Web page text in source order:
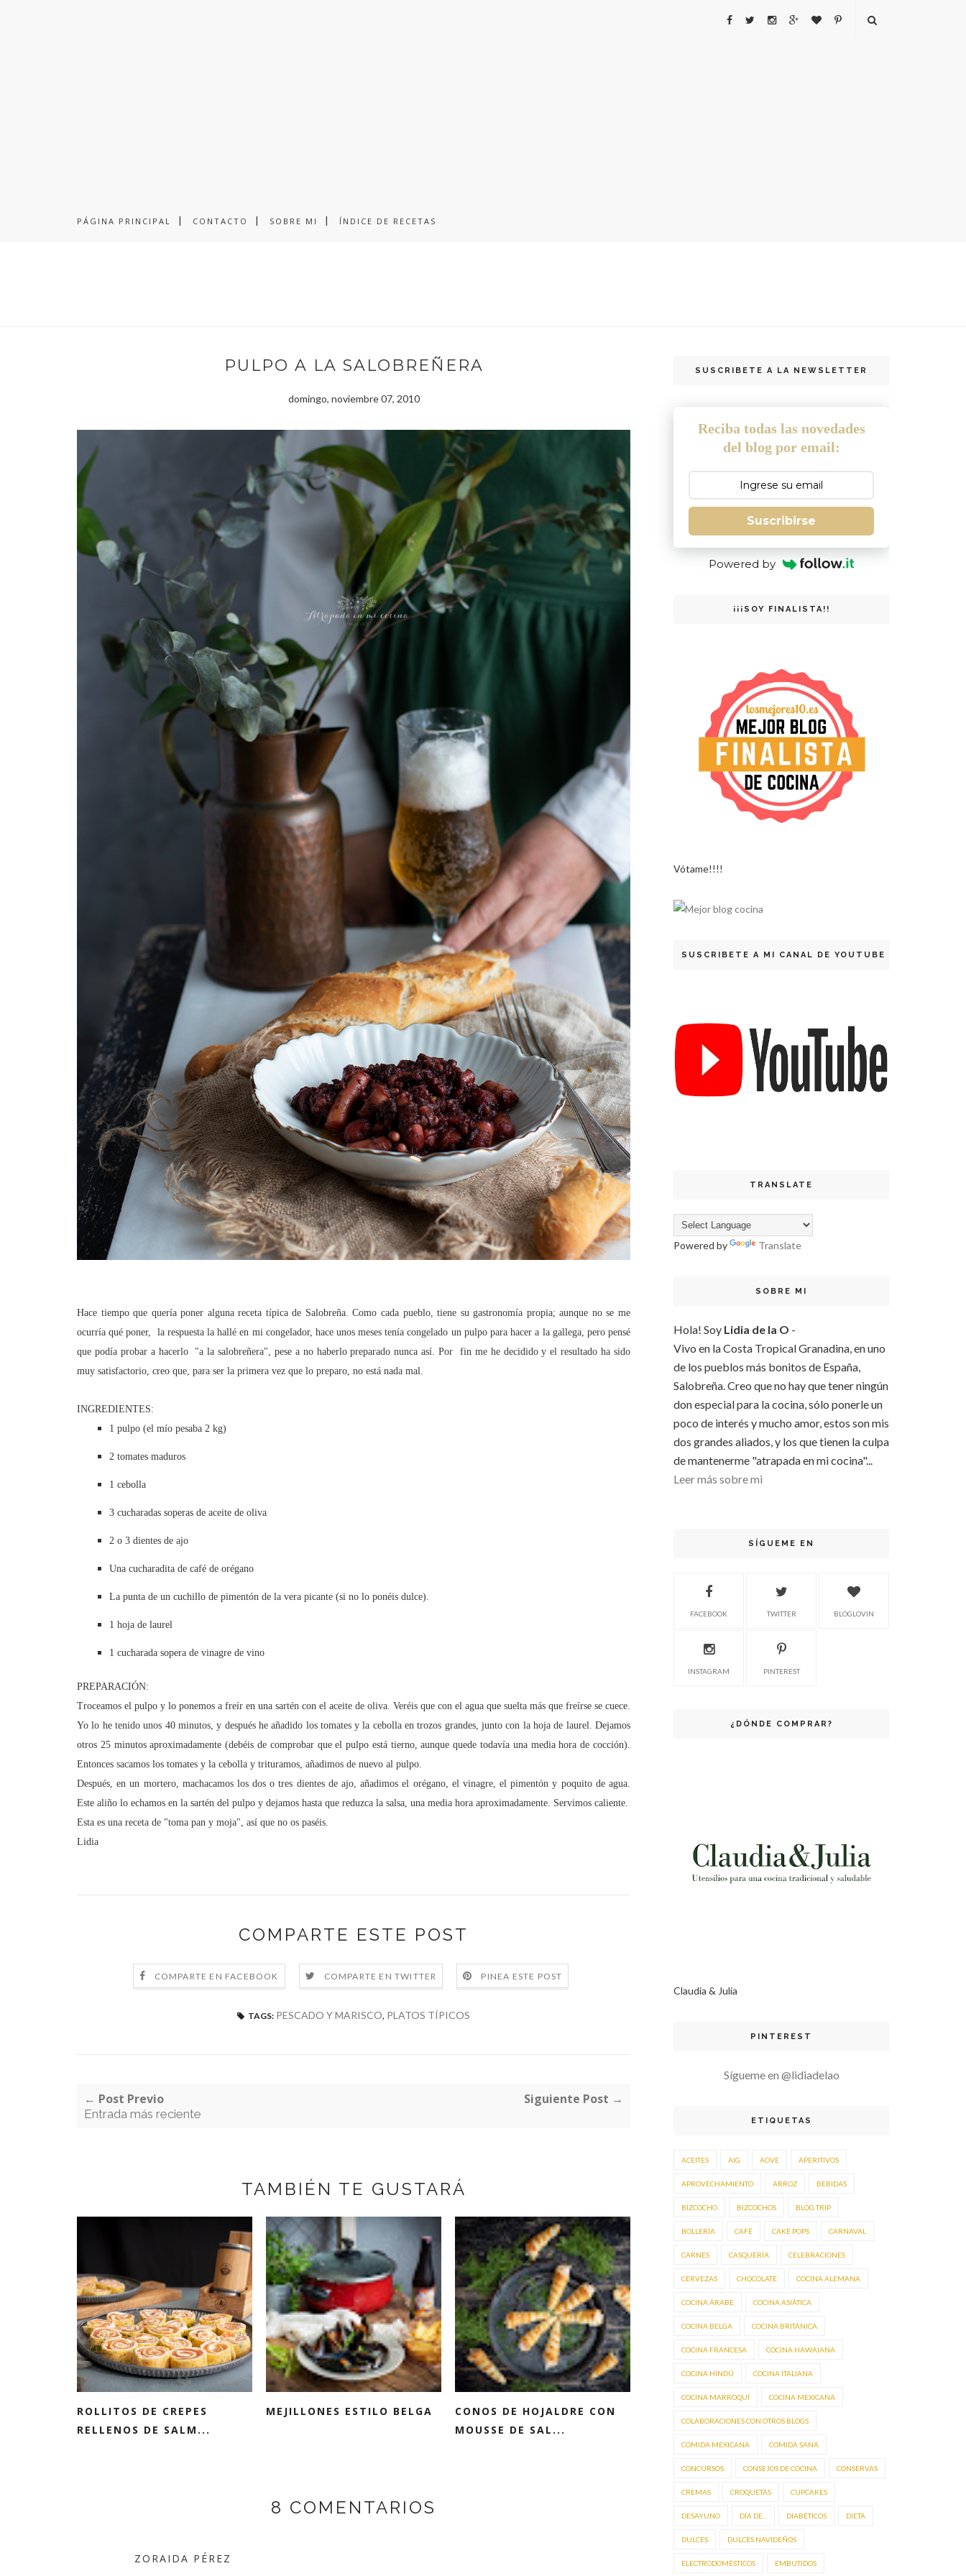
PÁGINA PRINCIPAL CONTACTO SOBRE MI ÍNDICE DE RECETAS
PULPO A LA SALOBREÑERA
domingo, noviembre 07, 2010
Hace tiempo que quería poner alguna receta típica de Salobreña. Como cada pueblo, tiene su gastronomía propia; aunque no se me
ocurría qué poner, la respuesta la hallé en mi congelador, hace unos meses tenía congelado un pulpo para hacer a la gallega, pero pensé
que podía probar a hacerlo "a la salobreñera", pese a no haberlo preparado nunca así. Por fin me he decidido y el resultado ha sido
muy satisfactorio, creo que, para ser la primera vez que lo preparo, no está nada mal.
INGREDIENTES:
1 pulpo (el mío pesaba 2 kg)
2 tomates maduros
1 cebolla
3 cucharadas soperas de aceite de oliva
2 o 3 dientes de ajo
Una cucharadita de café de orégano
La punta de un cuchillo de pimentón de la vera picante (si no lo ponéis dulce).
1 hoja de laurel
1 cucharada sopera de vinagre de vino
PREPARACIÓN:
Troceamos el pulpo y lo ponemos a freír en una sartén con el aceite de oliva. Veréis que con el agua que suelta más que freírse se cuece.
Yo lo he tenido unos 40 minutos, y después he añadido los tomates y la cebolla en trozos grandes, junto con la hoja de laurel. Dejamos
otros 25 minutos aproximadamente (debéis de comprobar que el pulpo está tierno, aunque quede todavía una media hora de cocción).
Entonces sacamos los tomates y la cebolla y trituramos, añadimos de nuevo al pulpo.
Después, en un mortero, machacamos los dos o tres dientes de ajo, añadimos el orégano, el vinagre, el pimentón y poquito de agua.
Este aliño lo echamos en la sartén del pulpo y dejamos hasta que reduzca la salsa, una media hora aproximadamente. Servimos caliente.
Esta es una receta de "toma pan y moja", así que no os paséis.
Lidia
COMPARTE ESTE POST
COMPARTE EN FACEBOOK COMPARTE EN TWITTER PINEA ESTE POST
TAGS: PESCADO Y MARISCO, PLATOS TÍPICOS
← Post Previo
Entrada más reciente
Siguiente Post →
TAMBIÉN TE GUSTARÁ
ROLLITOS DE CREPES
RELLENOS DE SALM...
MEJILLONES ESTILO BELGA
CONOS DE HOJALDRE CON
MOUSSE DE SAL...
8 COMENTARIOS
ZORAIDA PÉREZ
SUSCRIBETE A LA NEWSLETTER
Reciba todas las novedades
del blog por email:
Suscribirse
Powered by
¡¡¡SOY FINALISTA!!
Vótame!!!!
SUSCRIBETE A MI CANAL DE YOUTUBE
TRANSLATE
Powered by Translate
SOBRE MI
Hola! Soy Lidia de la O -
Vivo en la Costa Tropical Granadina, en uno
de los pueblos más bonitos de España,
Salobreña. Creo que no hay que tener ningún
don especial para la cocina, sólo ponerle un
poco de interés y mucho amor, estos son mis
dos grandes aliados, y los que tienen la culpa
de mantenerme "atrapada en mi cocina"...
Leer más sobre mi
SÍGUEME EN
FACEBOOK TWITTER BLOGLOVIN
INSTAGRAM PINTEREST
¿DÓNDE COMPRAR?
Claudia & Julia
PINTEREST
Sígueme en @lidiadelao
ETIQUETAS
ACEITES AIG AOVE APERITIVOS
APROVECHAMIENTO ARROZ BEBIDAS
BIZCOCHO BIZCOCHOS BLOG TRIP
BOLLERÍA CAFÉ CAKE POPS CARNAVAL
CARNES CASQUERÍA CELEBRACIONES
CERVEZAS CHOCOLATE COCINA ALEMANA
COCINA ÁRABE COCINA ASIÁTICA
COCINA BELGA COCINA BRITÁNICA
COCINA FRANCESA COCINA HAWAIANA
COCINA HINDÚ COCINA ITALIANA
COCINA MARROQUÍ COCINA MEXICANA
COLABORACIONES CON OTROS BLOGS
COMIDA MEXICANA COMIDA SANA
CONCURSOS CONSEJOS DE COCINA CONSERVAS
CREMAS CROQUETAS CUPCAKES
DESAYUNO DÍA DE... DIABÉTICOS DIETA
DULCES DULCES NAVIDEÑOS
ELECTRODOMÉSTICOS EMBUTIDOS